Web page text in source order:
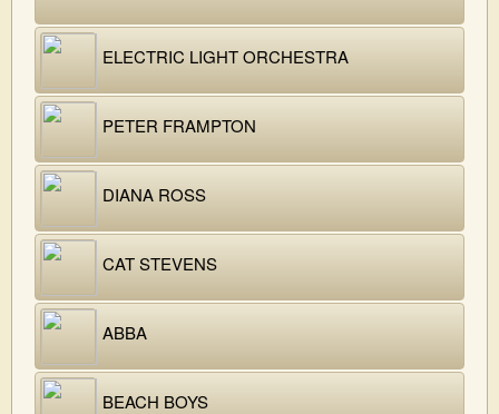
ELECTRIC LIGHT ORCHESTRA
PETER FRAMPTON
DIANA ROSS
CAT STEVENS
ABBA
BEACH BOYS